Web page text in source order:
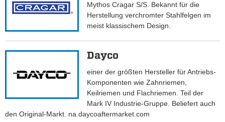
Mythos Cragar S/S. Bekannt für die
Herstellung verchromter Stahlfelgen im
meist klassischem Design.
Dayco
einer der größten Hersteller für Antriebs-
Komponenten wie Zahnriemen,
Keilriemen und Flachriemen. Teil der
Mark IV Industrie-Gruppe. Beliefert auch
den Original-Markt. na.daycoaftermarket.com